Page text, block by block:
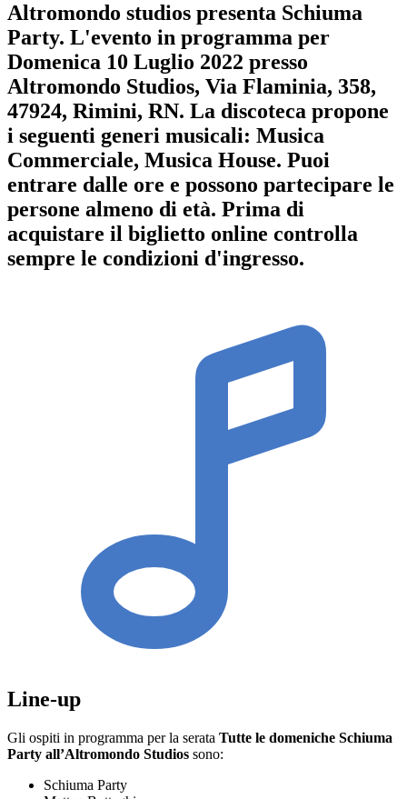
Altromondo studios presenta Schiuma
Party. L'evento in programma per
Domenica 10 Luglio 2022 presso
Altromondo Studios, Via Flaminia, 358,
47924, Rimini, RN. La discoteca propone
i seguenti generi musicali: Musica
Commerciale, Musica House. Puoi
entrare dalle ore e possono partecipare le
persone almeno di età. Prima di
acquistare il biglietto online controlla
sempre le condizioni d'ingresso.
Line-up
Gli ospiti in programma per la serata Tutte le domeniche Schiuma
Party all’Altromondo Studios sono:
Schiuma Party